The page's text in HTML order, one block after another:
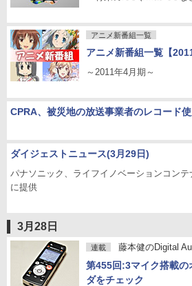
アニメ新番組一覧
アニメ新番組一覧【
～2011年4月期～
CPRA、被災地の放送事業者のレコード
ダイジェストニュース(3月29日)
パナソニック、ライフイノベーションコン
に提供
3月28日
連載 藤本健のDigital
第455回:3マイク搭載の
ダをチェック